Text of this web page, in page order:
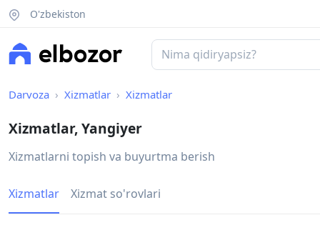
O'zbekiston
Darvoza Xizmatlar Xizmatlar
Xizmatlar, Yangiyer
Xizmatlarni topish va buyurtma berish
Xizmatlar Xizmat so'rovlari